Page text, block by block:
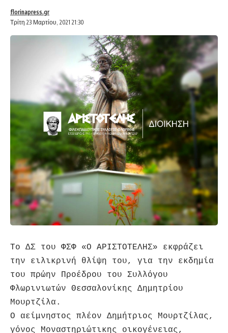
Τρίτη 23 Μαρτίου, 2021 21:30
florinapress.gr
Το ΔΣ του ΦΣΦ «Ο ΑΡΙΣΤΟΤΕΛΗΣ» εκφράζει
την ειλικρινή θλίψη του, για την εκδημία
του πρώην Προέδρου του Συλλόγου
Φλωρινιωτών Θεσσαλονίκης Δημητρίου
Μουρτζίλα.
Ο αείμνηστος πλέον Δημήτριος Μουρτζίλας,
γόνος Μοναστηριώτικης οικογένειας,